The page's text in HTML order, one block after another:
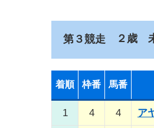
第３競走 ２歳
着順 枠番 馬番
1 4 4 ア